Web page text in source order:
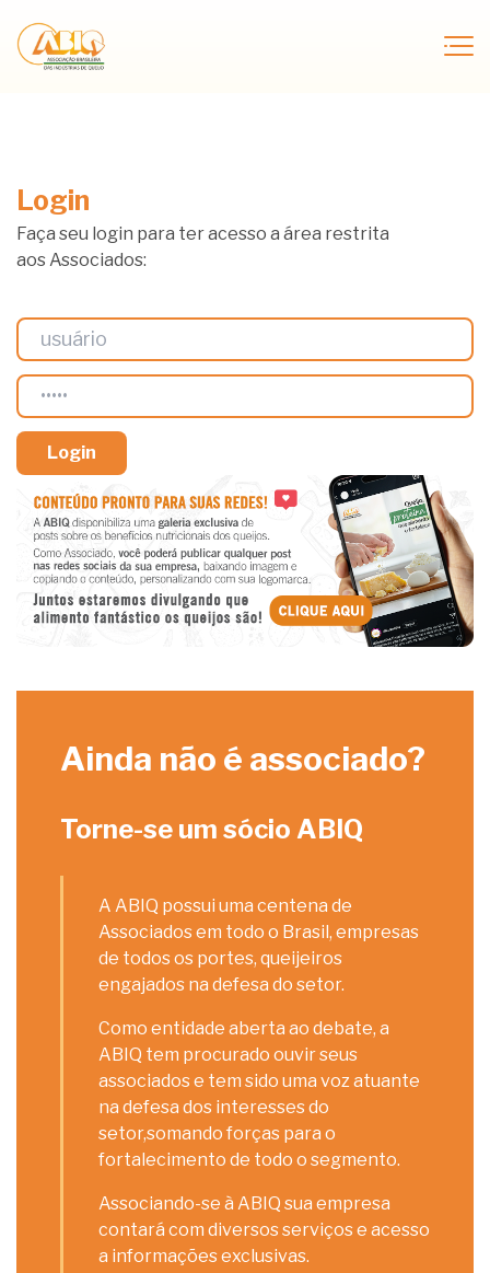
Login
Faça seu login para ter acesso a área restrita
aos Associados:
Ainda não é associado?
Torne-se um sócio ABIQ
A ABIQ possui uma centena de
Associados em todo o Brasil, empresas
de todos os portes, queijeiros
engajados na defesa do setor.
Como entidade aberta ao debate, a
ABIQ tem procurado ouvir seus
associados e tem sido uma voz atuante
na defesa dos interesses do
setor,somando forças para o
fortalecimento de todo o segmento.
Associando-se à ABIQ sua empresa
contará com diversos serviços e acesso
a informações exclusivas.